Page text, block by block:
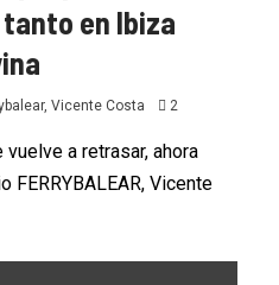
en Ibiza
Vicente Costa 2
a retrasar, ahora
FERRYBALEAR, Vicente